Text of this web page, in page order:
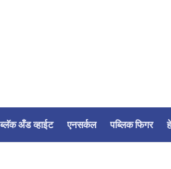
ब्लॅक अँड व्हाईट एनसर्कल पब्लिक फिगर